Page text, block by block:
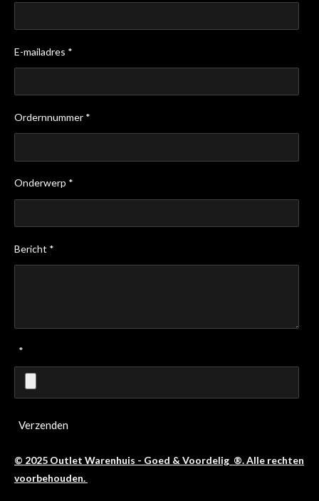
E-mailadres *
Ordernnummer *
Onderwerp *
Bericht *
*
Verzenden
© 2025 Outlet Warenhuis - Goed & Voordelig ®. Alle rechten
voorbehouden.